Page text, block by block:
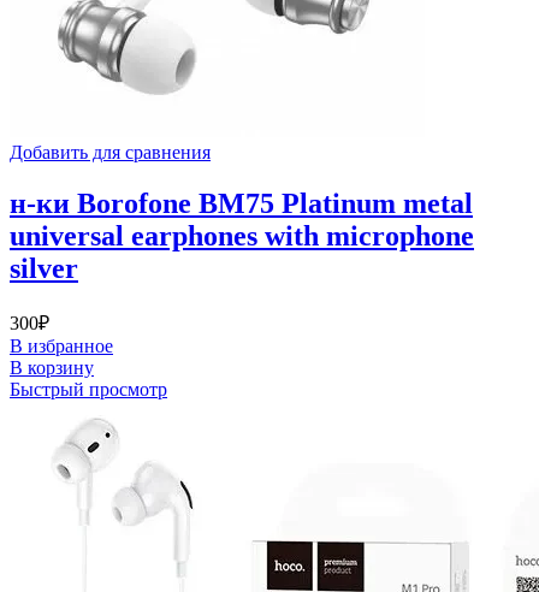
Добавить для сравнения
н-ки Borofone BM75 Platinum metal
universal earphones with microphone
silver
300₽
В избранное
В корзину
Быстрый просмотр